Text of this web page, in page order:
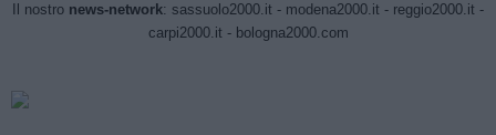
Il nostro news-network: sassuolo2000.it - modena2000.it - reggio2000.it -
carpi2000.it- bologna2000.com